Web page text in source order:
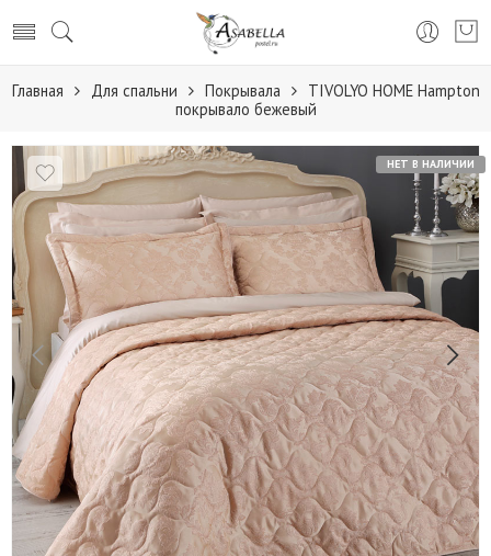
Главная Для спальни Покрывала
TIVOLYO HOME Hampton
покрывало бежевый
НЕТ В НАЛИЧИИ